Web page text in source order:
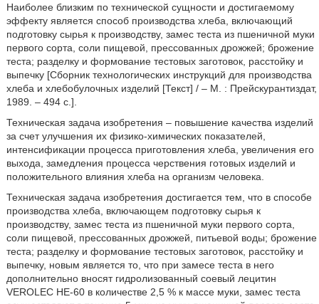
Наиболее близким по технической сущности и достигаемому
эффекту является способ производства хлеба, включающий
подготовку сырья к производству, замес теста из пшеничной муки
первого сорта, соли пищевой, прессованных дрожжей; брожение
теста; разделку и формование тестовых заготовок, расстойку и
выпечку [Сборник технологических инструкций для производства
хлеба и хлебобулочных изделий [Текст] / – М. : Прейскурантиздат,
1989. – 494 с.].
Техническая задача изобретения – повышение качества изделий
за счет улучшения их физико-химических показателей,
интенсификации процесса приготовления хлеба, увеличения его
выхода, замедления процесса черствения готовых изделий и
положительного влияния хлеба на организм человека.
Техническая задача изобретения достигается тем, что в способе
производства хлеба, включающем подготовку сырья к
производству, замес теста из пшеничной муки первого сорта,
соли пищевой, прессованных дрожжей, питьевой воды; брожение
теста; разделку и формование тестовых заготовок, расстойку и
выпечку, новым является то, что при замесе теста в него
дополнительно вносят гидролизованный соевый лецитин
VEROLEC HE-60 в количестве 2,5 % к массе муки, замес теста